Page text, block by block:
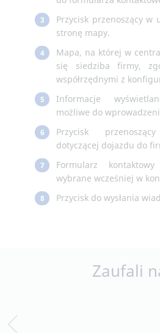
3
Przycisk przenoszący w
stronę mapy.
4
Mapa, na której w
się siedziba firmy,
współrzędnymi z
5
Informacje
możliwe do
6
Przycisk
dotyczącej dojazdu do
7
Formularz
wybrane wcześniej w
8 Przycisk do wysłania
Zaufali